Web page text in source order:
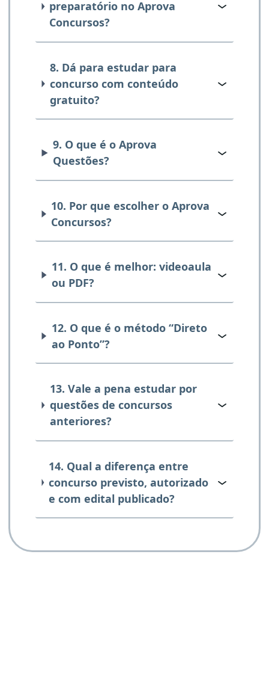
preparatório no Aprova
Concursos?
8. Dá para estudar para
concurso com conteúdo
gratuito?
9. O que é o Aprova
Questões?
10. Por que escolher o Aprova
Concursos?
11. O que é melhor: videoaula
ou PDF?
12. O que é o método “Direto
ao Ponto”?
13. Vale a pena estudar por
questões de concursos
anteriores?
14. Qual a diferença entre
concurso previsto, autorizado
e com edital publicado?